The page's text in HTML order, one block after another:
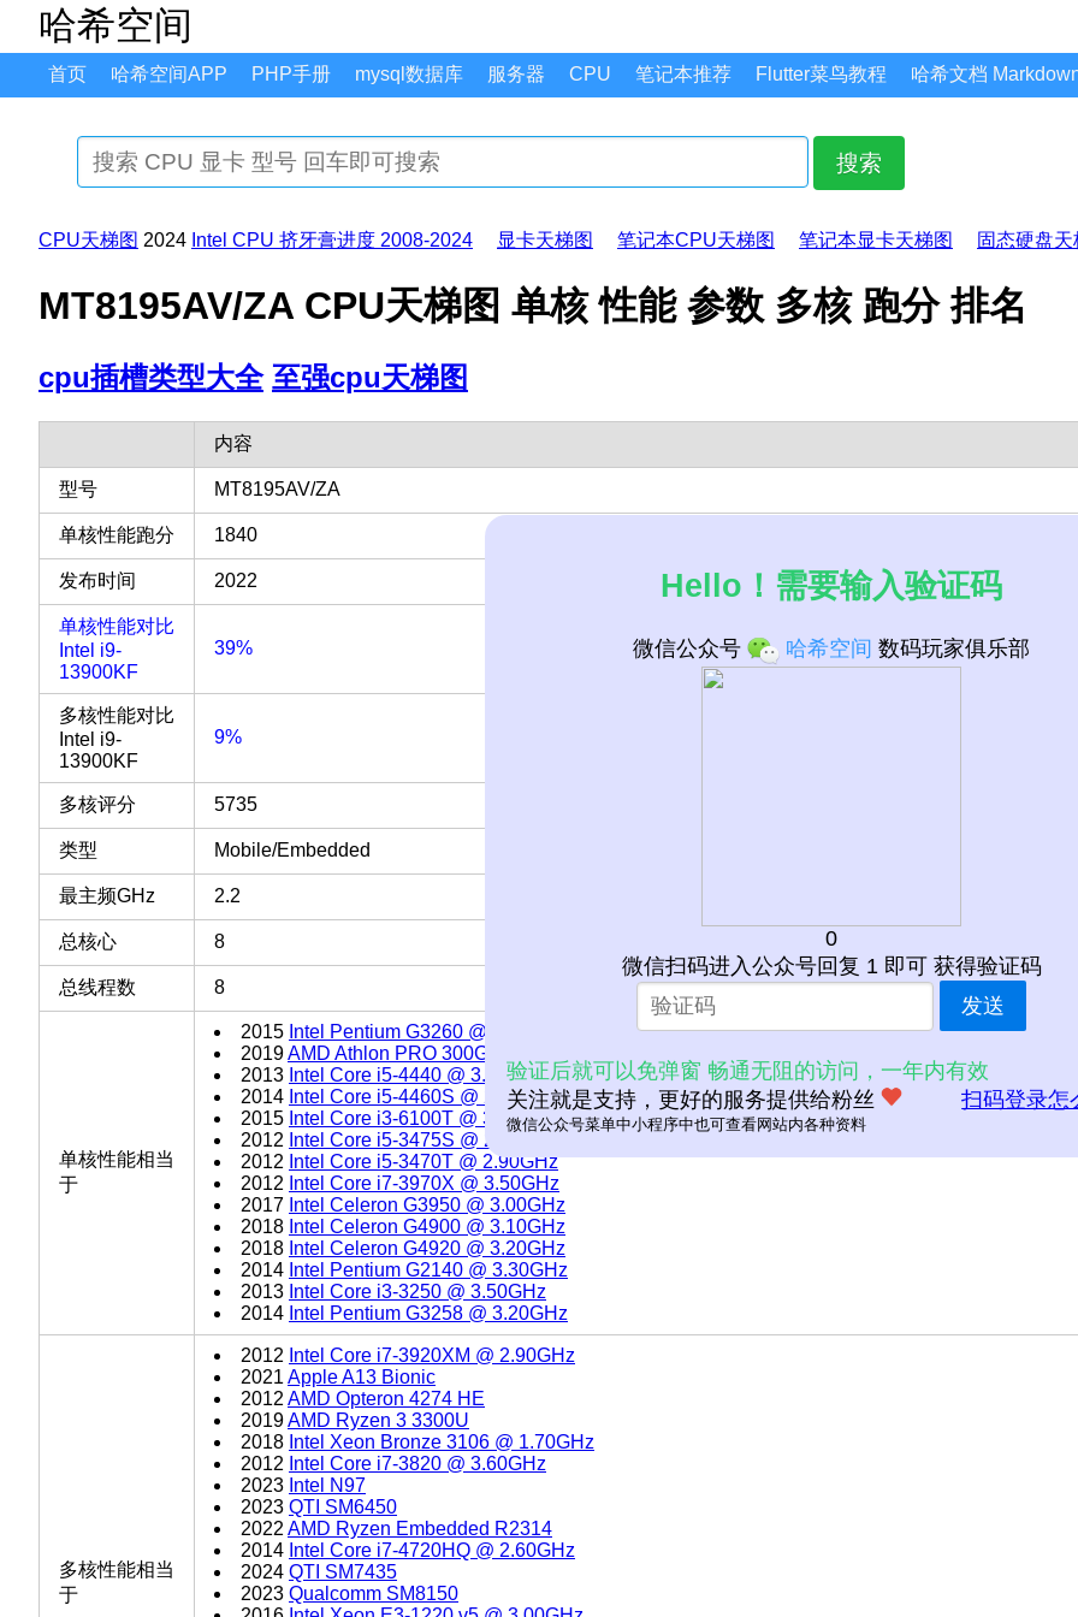
哈希空间
首页 哈希空间APP PHP手册 mysql数据库 服务器 CPU 笔记本推荐 Flutter菜鸟教程 哈希文档
搜索
CPU天梯图 2024 Intel CPU 挤牙膏进度 2008-2024 显卡天梯图 笔记本CPU天梯图 笔记本显卡天梯图 固态硬盘天
MT8195AV/ZA CPU天梯图 单核 性能 参数 多核 跑分 排名
cpu插槽类型大全 至强cpu天梯图
内容
型号 MT8195AV/ZA
单核性能跑分 1840
发布时间 2022
单核性能对比
Intel i9-
13900KF
39%
多核性能对比
Intel i9-
13900KF
9%
多核评分 5735
类型 Mobile/Embedded
最主频GHz 2.2
总核心 8
总线程数 8
单核性能相当
于
2015 Intel Pentium G3260 @ 3.30GHz
2019AMD Athlon PRO 300GE
2013 Intel Core i5-4440 @ 3.10GHz
2014 Intel Core i5-4460S @ 2.90GHz
2015 Intel Core i3-6100T @ 3.20GHz
2012 Intel Core i5-3475S @ 2.90GHz
2012 Intel Core i5-3470T @ 2.90GHz
2012 Intel Core i7-3970X @ 3.50GHz
2017 Intel Celeron G3950 @ 3.00GHz
2018 Intel Celeron G4900 @ 3.10GHz
2018 Intel Celeron G4920 @ 3.20GHz
2014 Intel Pentium G2140 @ 3.30GHz
2013 Intel Core i3-3250 @ 3.50GHz
2014 Intel Pentium G3258 @ 3.20GHz
多核性能相当
于
2012 Intel Core i7-3920XM @ 2.90GHz
2021 Apple A13 Bionic
2012 AMD Opteron 4274 HE
2019AMD Ryzen 3 3300U
2018 Intel Xeon Bronze 3106 @ 1.70GHz
2012 Intel Core i7-3820 @ 3.60GHz
2023 Intel N97
2023 QTI SM6450
2022 AMD Ryzen Embedded R2314
2014 Intel Core i7-4720HQ @ 2.60GHz
2024 QTI SM7435
2023 Qualcomm SM8150
Hello！需要输入验证码
微信公众号 哈希空间 数码玩家俱乐部
0
微信扫码进入公众号回复 1 即可 获得验证码
发送
验证后就可以免弹窗 畅通无阻的访问，一年内有效
关注就是支持，更好的服务提供给粉丝
扫码登录怎
微信公众号菜单中小程序中也可查看网站内各种资料